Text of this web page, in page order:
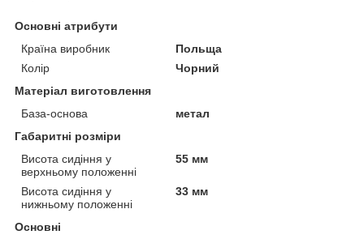
Основні атрибути
Країна виробник
Польща
Колір
Чорний
Матеріал виготовлення
База-основа
метал
Габаритні розміри
Висота сидіння у
верхньому положенні
55 мм
Висота сидіння у
нижньому положенні
33 мм
Основні